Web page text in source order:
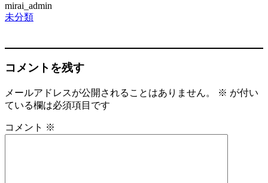
mirai_admin
未分類
コメントを残す
メールアドレスが公開されることはありません。 ※ が付い
ている欄は必須項目です
コメント ※